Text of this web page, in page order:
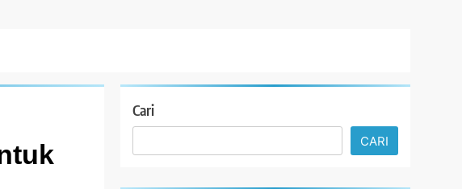
Cari
CARI